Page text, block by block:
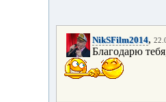
NikSFilm2014,
Благодарю